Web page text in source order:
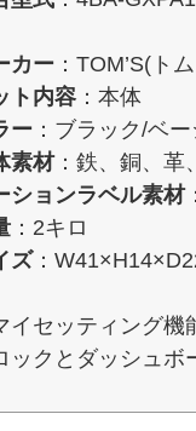
カー ：TOM’S(ト
ト内容 ：本体
ー ：ブラック/ベ
素材：鉄、銅、革
ションラベル素材
：2キロ
ズ：
セッティング機
ックとダッシュボ